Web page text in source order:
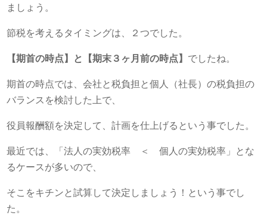
ましょう。
節税を考えるタイミングは、２つでした。
【期首の時点】と【期末３ヶ月前の時点】 でしたね。
期首の時点では、会社と税負担と個人（社長）の税負担の
バランスを検討した上で、
役員報酬額を決定して、計画を仕上げるという事でした。
最近では、「法人の実効税率 ＜ 個人の実効税率」とな
るケースが多いので、
そこをキチンと試算して決定しましょう！という事でし
た。